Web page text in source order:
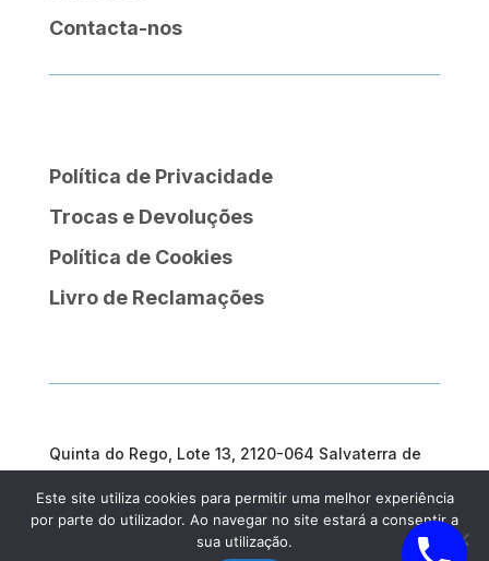
Contacta-nos
Política de Privacidade
Trocas e Devoluções
Política de Cookies
Livro de Reclamações
Quinta do Rego, Lote 13, 2120-064 Salvaterra de
geral@prosargosteam.com
Este site utiliza cookies para permitir uma melhor experiência
por parte do utilizador. Ao navegar no site estará a consentir a
sua utilização.